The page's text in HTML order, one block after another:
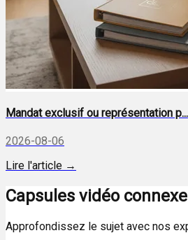
Mandat exclusif ou représentation p...
2026-08-06
Lire l'article →
Capsules vidéo
Approfondissez le sujet avec nos